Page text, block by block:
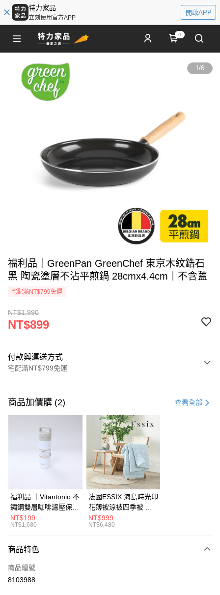
特力家品
立刻使用官方APP
開啟APP
0
1/6
福利品｜GreenPan GreenChef 東京木紋鋯石
黑 陶瓷塗層不沾平煎鍋 28cmx4.4cm｜不含蓋
宅配滿NT$799免運
NT$1,990
NT$899
付款與運送方式
宅配滿NT$799免運
信用卡一次付款
3 期 0 利率 每期
合作金庫商業銀行
第一商業銀行
彰化商業銀行
台北富邦商業銀行
兆豐國際商業銀行
臺灣中小企業銀行
台中商業銀行
匯豐（台灣）商業銀行
華泰商業銀行
聯邦商業銀行
遠東國際商業銀行
元大商業銀行
台灣樂天信用卡公司
6 期 0 利率 每期 NT$149
合作金庫商業銀行
第一商業銀行
彰化商業銀行
台北富邦商業銀行
國泰世華商業銀行
兆豐國際商業銀行
臺灣中小企業銀行
台中商業銀行
匯豐（台灣）商業銀行
聯邦商業銀行
玉山商業銀行
台灣樂天信用卡公司
街口支付
AFTEE先享後付
【關於「AFTEE先享後付」】
AFTEE先享後付是「在收到商品之後才付款」的支付方式。 讓您購物簡單
便利好安心！
１．簡單：不需註冊會員、不需綁卡、不需儲值。
２．便利：只要手機號碼，簡訊認證，即可結帳。
ATM付款
運送方式
商品加價購 (2) 查看全部
福利品 ｜Vitantonio 不
鏽鋼雙層咖啡濾壓保溫
瓶 奶油白 VCB-10-C
NT$199
NT$1,680
法國ESSIX 海島時光印
花薄被涼被四季被 單
人
NT$999
NT$6,480
商品特色
商品編號
8103988